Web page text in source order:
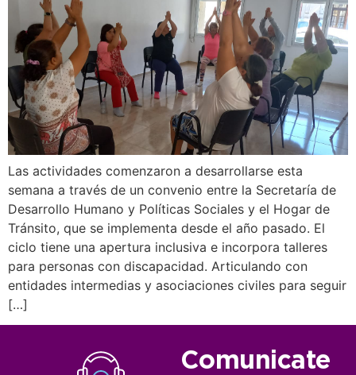
Las actividades comenzaron a desarrollarse esta
semana a través de un convenio entre la Secretaría de
Desarrollo Humano y Políticas Sociales y el Hogar de
Tránsito, que se implementa desde el año pasado. El
ciclo tiene una apertura inclusiva e incorpora talleres
para personas con discapacidad. Articulando con
entidades intermedias y asociaciones civiles para seguir
[…]
Comunicate